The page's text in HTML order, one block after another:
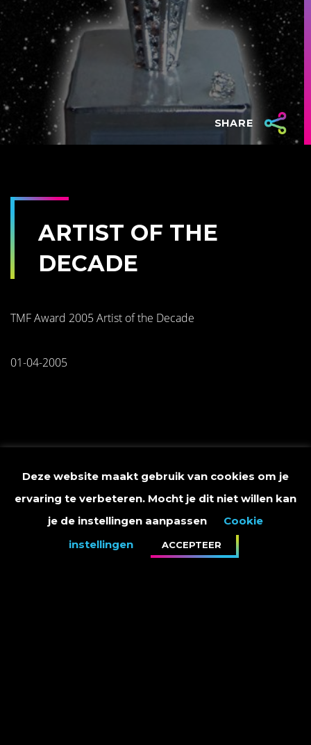
SHARE
ARTIST OF THE
DECADE
TMF Award 2005 Artist of the Decade
01-04-2005
Deze website maakt gebruik van cookies om je
ervaring te verbeteren. Mocht je dit niet willen kan
je de instellingen aanpassen
Cookie
instellingen
ACCEPTEER